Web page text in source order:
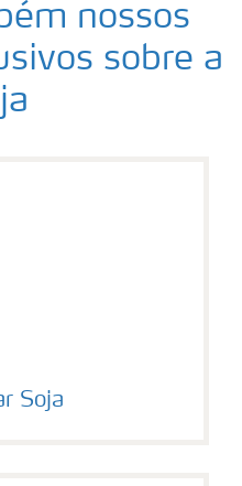
nossos
sobre a
Soja